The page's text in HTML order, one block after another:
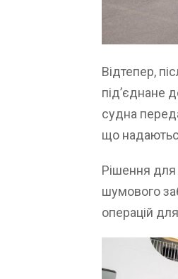
Відтепер,
під’єднане
судна
що
Рішення для
шумового
операцій